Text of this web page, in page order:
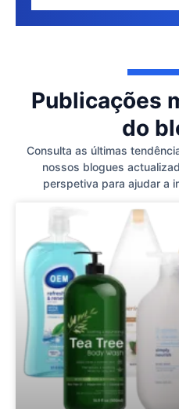
Publicações
do
Consulta as últimas
nossos blogues
perspetiva para ajudar a